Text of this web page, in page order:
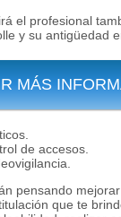
el profesional
y su antigüedad
MÁS
de accesos.
pensando
que te